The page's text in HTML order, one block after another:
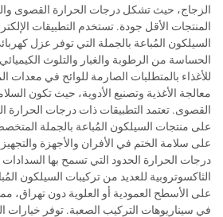
الزجاج، حيث تشكل درجات الحرارة القصوى
المنتجات الأقل جودة. تستخدم التطبيقات
السيلكون المُباعة بالجملة التي توفر عزل
الحساسة من الرطوبة والغبار والتلوث
للأغذاء بالمتطلبات الصارمة للوائح في معدات
معالجة الأغذية وتصنيع الأدوية، حيث تكون
القصوى. تعتمد التطبيقات ذات درجات الحرارة
على منتجات السيلكون المُباعة بالجملة
على سلامة الختم في الأفران والأجهزة
درجات الحرارة الحدود التي تسمح بها
الثاكسوتروبية للعديد من تركيبات السيلكون
على الأسطح العمودية أو العلوية دون تهراق،
في سيناريوهات التركيب الصعبة. توفر خيارات